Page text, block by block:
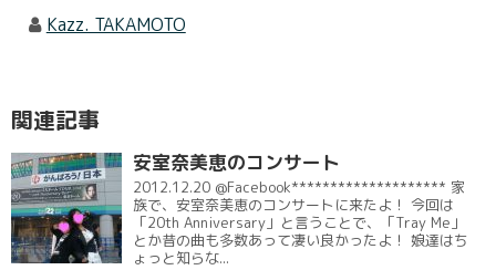
Kazz. TAKAMOTO
関連記事
安室奈美恵のコンサート
2012.12.20 @Facebook******************** 家
族で、安室奈美恵のコンサートに来たよ！ 今回は
「20th Anniversary」と言うことで、「Tray Me」
とか昔の曲も多数あって凄い良かったよ！ 娘達はち
ょっと知らな...